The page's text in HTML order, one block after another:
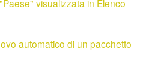
visualizzata in Elenco
automatico di un pacchetto